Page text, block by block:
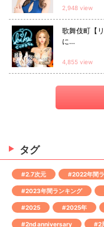
2,948 view
歌舞伎町【
に…
4,855 view
タグ
#2.7次元 #2022年間
#2023年間ランキング
#2025 #2025年
#2nd anniversary #2